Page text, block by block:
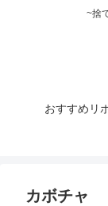
~捨
おすすめリ
カボチャ